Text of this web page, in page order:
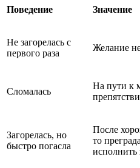
Поведение Значение
Не загорелась с
первого раза
Желание
Сломалась
На пути к
Загорелась, но
быстро погасла
После
то
исполнить